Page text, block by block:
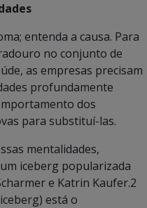
entenda a causa. Para
no conjunto de
as empresas precisam
profundamente
dos
para substituí-las.
mentalidades,
iceberg popularizada
e Katrin Kaufer.2
está o